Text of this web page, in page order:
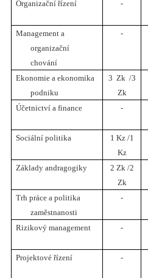
Organizační řízení -
Management a
organizační
chování
-
Ekonomie a ekonomika
podniku
3 Zk /3
Zk
Účetnictví a finance -
Sociální politika
1 Kz /1
Kz
Základy andragogiky
2 Zk /2
Zk
Trh práce a politika
zaměstnanosti
-
Rizikový management -
Projektové řízení -